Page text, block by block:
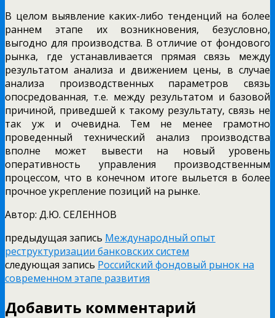
В целом выявление каких-либо тенденций на более
раннем этапе их возникновения, безусловно,
выгодно для производства. В отличие от фондового
рынка, где устанавливается прямая связь между
результатом анализа и движением цены, в случае
анализа производственных параметров связь
опосредованная, т.е. между результатом и базовой
причиной, приведшей к такому результату, связь не
так уж и очевидна. Тем не менее грамотно
проведенный технический анализ производства
вполне может вывести на новый уровень
оперативность управления производственным
процессом, что в конечном итоге выльется в более
прочное укрепление позиций на рынке.
Автор: Д.Ю. СЕЛЕННОВ
предыдущая запись Международный опыт
реструктуризации банковских систем
следующая запись Российский фондовый рынок на
современном этапе развития
Добавить комментарий